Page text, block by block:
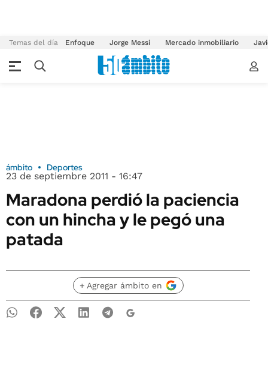
Temas del día Enfoque Jorge Messi Mercado inmobiliario
ámbito Deportes
23 de septiembre 2011 - 16:47
Maradona perdió la paciencia
con un hincha y le pegó una
patada
+ Agregar ámbito en